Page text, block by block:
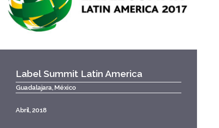
Label Summit Latin America
Guadalajara, México
Abril, 2018